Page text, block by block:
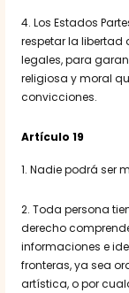
4. Los Estados
respetar la libertad
legales, para
religiosa y moral
convicciones.
Artículo 19
1. Nadie podrá ser
2. Toda persona
derecho
informaciones e
fronteras, ya sea
artística, o por